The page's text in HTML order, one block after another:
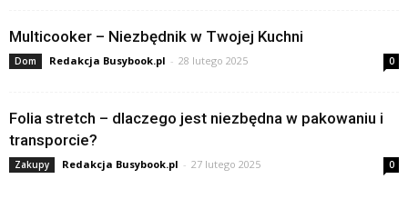
Multicooker – Niezbędnik w Twojej Kuchni
Dom Redakcja Busybook.pl - 28 lutego 2025 0
Folia stretch – dlaczego jest niezbędna w pakowaniu i
transporcie?
Zakupy Redakcja Busybook.pl - 27 lutego 2025 0